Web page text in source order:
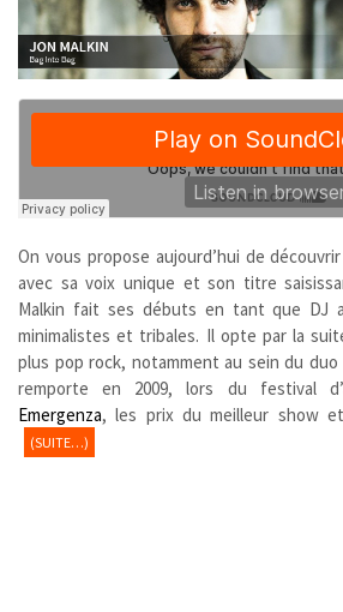
On vous propose aujourd’hui de
avec sa voix unique et son titre
Malkin fait ses débuts en tant que DJ
minimalistes et tribales. Il opte par la
plus pop rock, notamment au sein du duo
remporte en 2009, lors du festival
Emergenza, les prix du meilleur show
(SUITE…)